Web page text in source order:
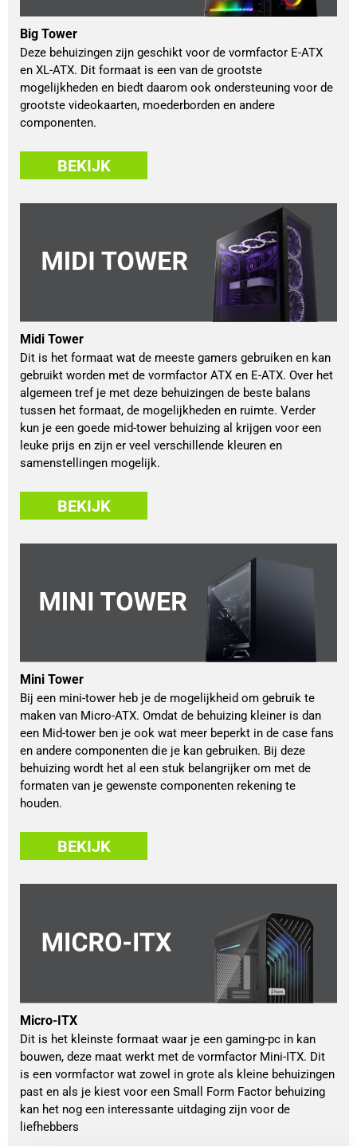
Big Tower
Deze behuizingen zijn geschikt voor de vormfactor E-ATX
en XL-ATX. Dit formaat is een van de grootste
mogelijkheden en biedt daarom ook ondersteuning voor de
grootste videokaarten, moederborden en andere
componenten.
BEKIJK
Midi Tower
Dit is het formaat wat de meeste gamers gebruiken en kan
gebruikt worden met de vormfactor ATX en E-ATX. Over het
algemeen tref je met deze behuizingen de beste balans
tussen het formaat, de mogelijkheden en ruimte. Verder
kun je een goede mid-tower behuizing al krijgen voor een
leuke prijs en zijn er veel verschillende kleuren en
samenstellingen mogelijk.
BEKIJK
Mini Tower
Bij een mini-tower heb je de mogelijkheid om gebruik te
maken van Micro-ATX. Omdat de behuizing kleiner is dan
een Mid-tower ben je ook wat meer beperkt in de case fans
en andere componenten die je kan gebruiken. Bij deze
behuizing wordt het al een stuk belangrijker om met de
formaten van je gewenste componenten rekening te
houden.
BEKIJK
Micro-ITX
Dit is het kleinste formaat waar je een gaming-pc in kan
bouwen, deze maat werkt met de vormfactor Mini-ITX. Dit
is een vormfactor wat zowel in grote als kleine behuizingen
past en als je kiest voor een Small Form Factor behuizing
kan het nog een interessante uitdaging zijn voor de
liefhebbers